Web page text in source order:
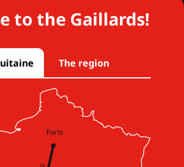
to the Gaillards!
The region